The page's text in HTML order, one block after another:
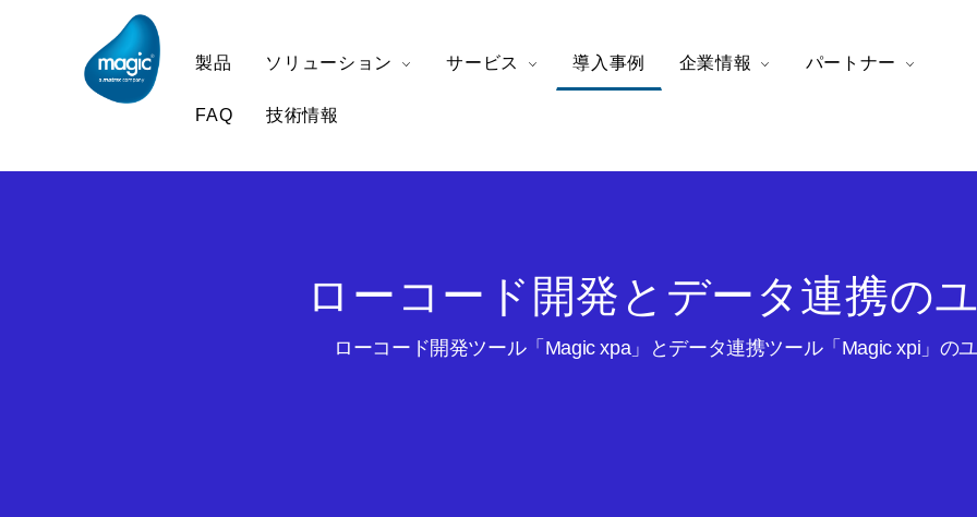
製品 ソリューション サービス 導入事例 企業情報 パートナー
FAQ 技術情報
ローコード開発とデータ連携の
ローコード開発ツール「Magic xpa」とデータ連携ツール「Magic xpi」の